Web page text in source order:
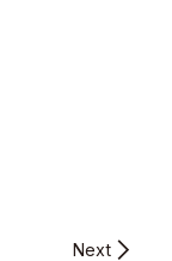
Next